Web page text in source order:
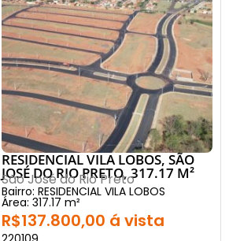
RESIDENCIAL VILA LOBOS, SÃO
JOSÉ DO RIO PRETO, 317.17 M²
São José do Rio Preto
Bairro: RESIDENCIAL VILA LOBOS
Área: 317.17 m²
R$137.800,00 á vista